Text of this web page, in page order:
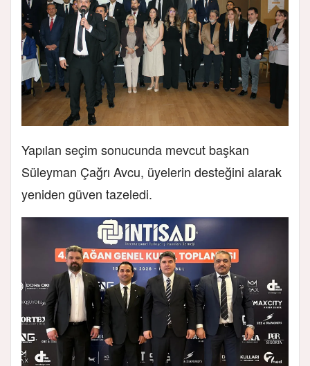
Yapılan seçim sonucunda mevcut başkan
Süleyman Çağrı Avcu, üyelerin desteğini alarak
yeniden güven tazeledi.